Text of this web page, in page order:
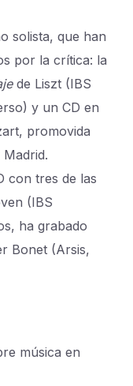
solista, que han
por la crítica: la
de Liszt (IBS
y un CD en
promovida
con tres de las
(IBS
ha grabado
Bonet (Arsis,
música en